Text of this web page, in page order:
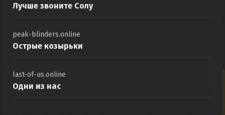
Лучше звоните Солу
peak-blinders.online
Острые козырьки
last-of-us.online
Одни из нас